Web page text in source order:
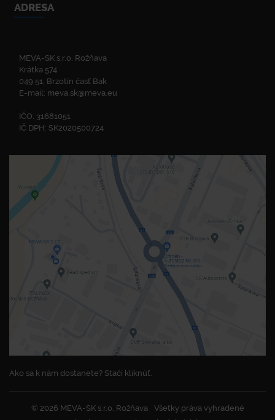
ADRESA
MEVA-SK s.r.o. Rožňava
Krátka 574
049 51, Brzotín časť Bak
E-mail: meva.sk@meva.eu
IČO: 31681051
IČ DPH: SK2020500724
Ako sa k nám dostanete? Stačí kliknúť.
© 2026 MEVA-SK s.r.o. Rožňava
Všetky práva vyhradené